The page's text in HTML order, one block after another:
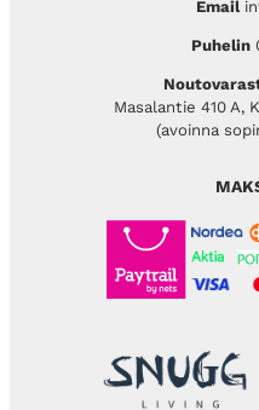
Email
Puhelin
Masalantie 410 A,
(avoinna